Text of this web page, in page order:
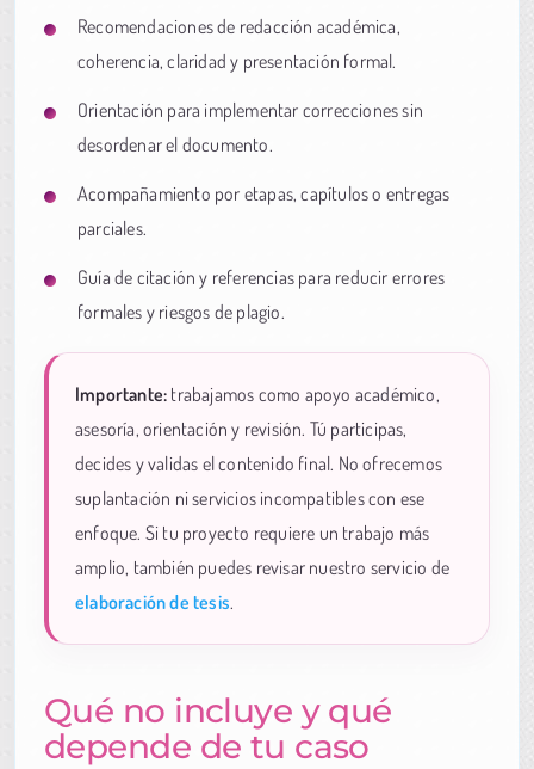
Recomendaciones de redacción académica,
coherencia, claridad y presentación formal.
Orientación para implementar correcciones sin
desordenar el documento.
Acompañamiento por etapas, capítulos o entregas
parciales.
Guía de citación y referencias para reducir errores
formales y riesgos de plagio.
Importante: trabajamos como apoyo académico,
asesoría, orientación y revisión. Tú participas,
decides y validas el contenido final. No ofrecemos
suplantación ni servicios incompatibles con ese
enfoque. Si tu proyecto requiere un trabajo más
amplio, también puedes revisar nuestro servicio de
elaboración de tesis.
Qué no incluye y qué
depende de tu caso